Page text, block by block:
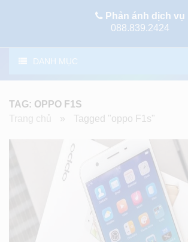
Phản ánh dịch vụ
088.839.2424
DANH MỤC
TAG: OPPO F1S
Trang chủ
» Tagged "oppo F1s"